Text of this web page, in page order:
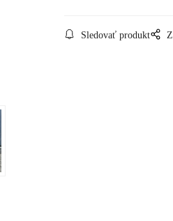
Sledovať produkt